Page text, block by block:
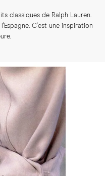
classiques de Ralph Lauren.
C'est une inspiration